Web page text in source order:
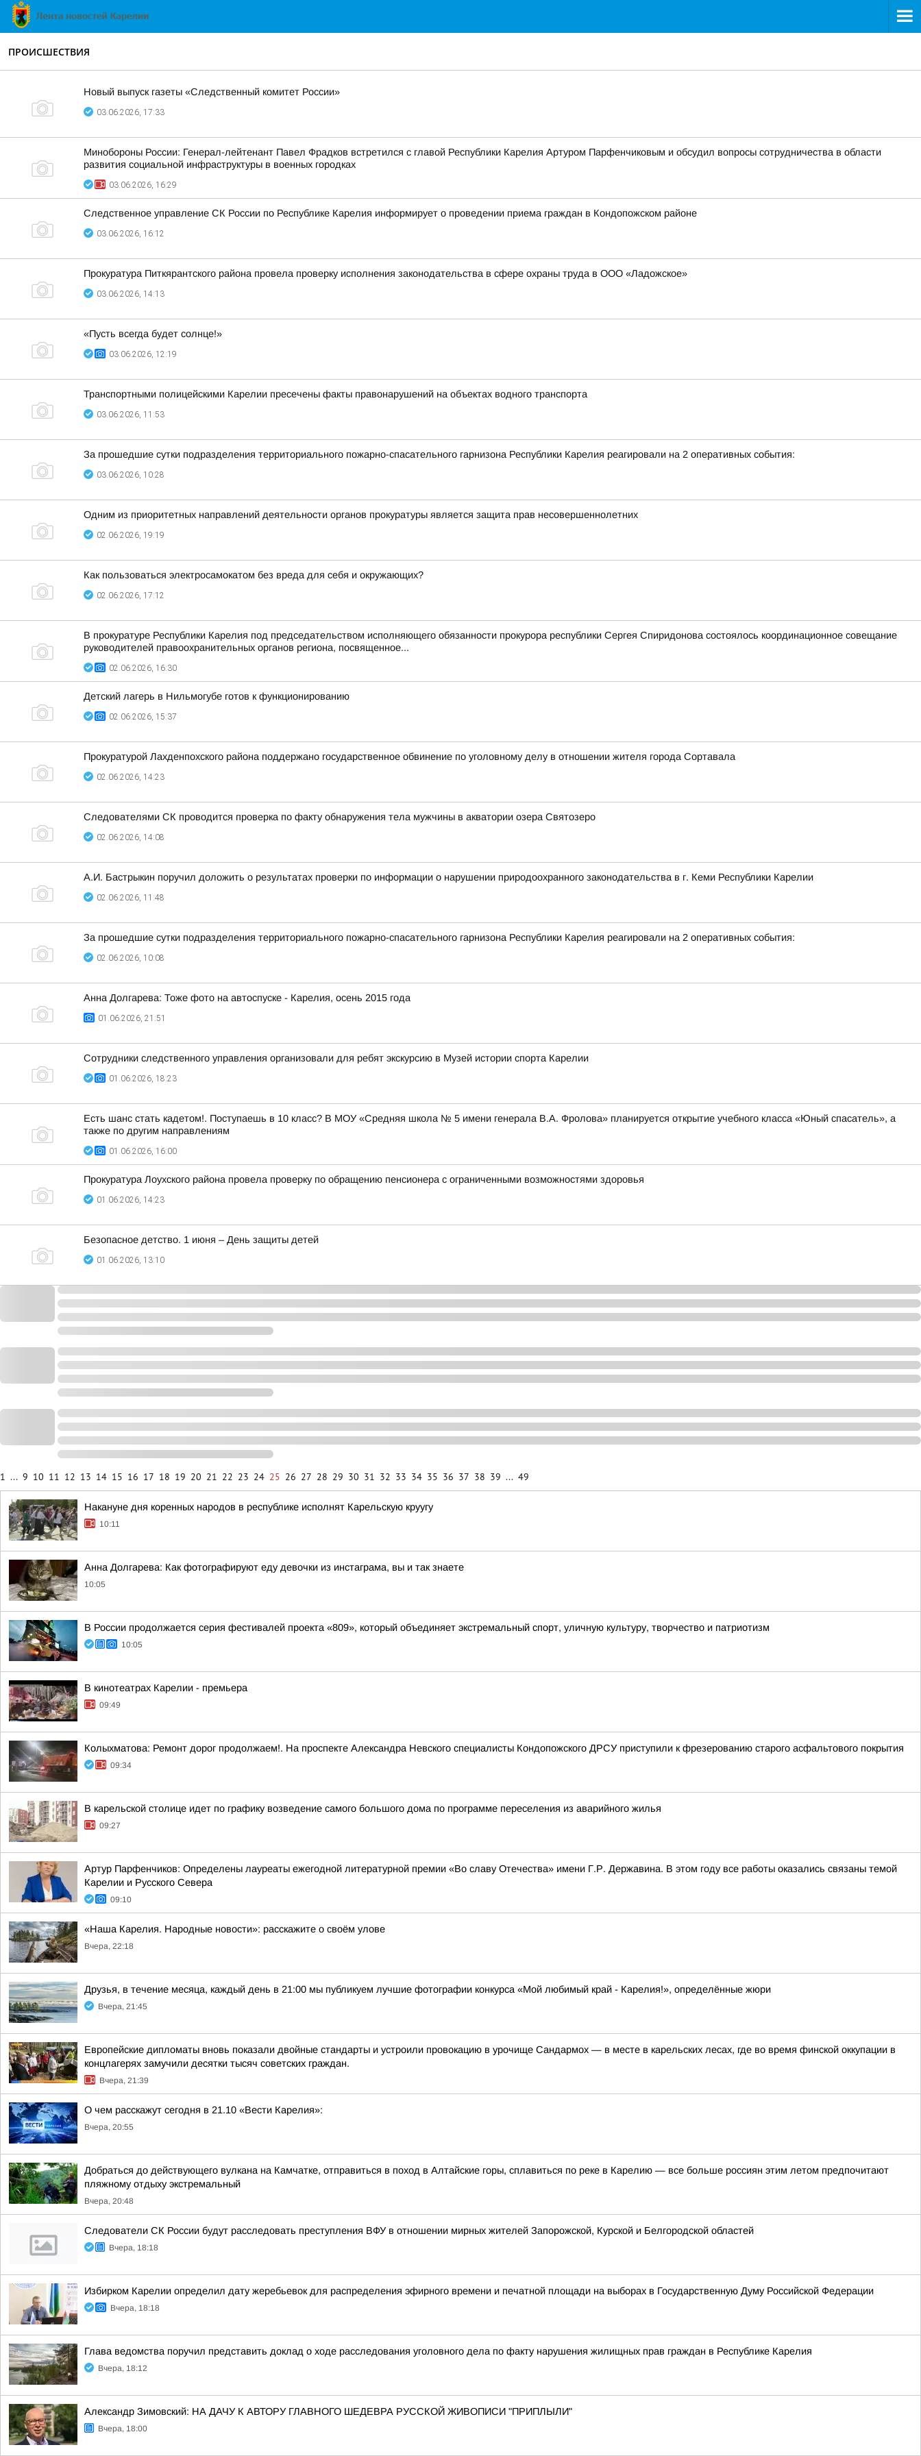
ПРОИСШЕСТВИЯ
Новый выпуск газеты «Следственный комитет России»
03.06.2026, 17:33
Минобороны России: Генерал-лейтенант Павел Фрадков встретился с главой Республики Карелия Артуром Парфенчиковым и обсудил вопросы сотрудничества в области
развития социальной инфраструктуры в военных городках
03.06.2026, 16:29
Следственное управление СК России по Республике Карелия информирует о проведении приема граждан в Кондопожском районе
03.06.2026, 16:12
Прокуратура Питкярантского района провела проверку исполнения законодательства в сфере охраны труда в ООО «Ладожское»
03.06.2026, 14:13
«Пусть всегда будет солнце!»
03.06.2026, 12:19
Транспортными полицейскими Карелии пресечены факты правонарушений на объектах водного транспорта
03.06.2026, 11:53
За прошедшие сутки подразделения территориального пожарно-спасательного гарнизона Республики Карелия реагировали на 2 оперативных события:
03.06.2026, 10:28
Одним из приоритетных направлений деятельности органов прокуратуры является защита прав несовершеннолетних
02.06.2026, 19:19
Как пользоваться электросамокатом без вреда для себя и окружающих?
02.06.2026, 17:12
В прокуратуре Республики Карелия под председательством исполняющего обязанности прокурора республики Сергея Спиридонова состоялось координационное совещание
руководителей правоохранительных органов региона, посвященное...
02.06.2026, 16:30
Детский лагерь в Нильмогубе готов к функционированию
02.06.2026, 15:37
Прокуратурой Лахденпохского района поддержано государственное обвинение по уголовному делу в отношении жителя города Сортавала
02.06.2026, 14:23
Следователями СК проводится проверка по факту обнаружения тела мужчины в акватории озера Святозеро
02.06.2026, 14:08
А.И. Бастрыкин поручил доложить о результатах проверки по информации о нарушении природоохранного законодательства в г. Кеми Республики Карелии
02.06.2026, 11:48
За прошедшие сутки подразделения территориального пожарно-спасательного гарнизона Республики Карелия реагировали на 2 оперативных события:
02.06.2026, 10:08
Анна Долгарева: Тоже фото на автоспуске - Карелия, осень 2015 года
01.06.2026, 21:51
Сотрудники следственного управления организовали для ребят экскурсию в Музей истории спорта Карелии
01.06.2026, 18:23
Есть шанс стать кадетом!. Поступаешь в 10 класс? В МОУ «Средняя школа № 5 имени генерала В.А. Фролова» планируется открытие учебного класса «Юный спасатель», а
также по другим направлениям
01.06.2026, 16:00
Прокуратура Лоухского района провела проверку по обращению пенсионера с ограниченными возможностями здоровья
01.06.2026, 14:23
Безопасное детство. 1 июня – День защиты детей
01.06.2026, 13:10
1 ... 9 10 11 12 13 14 15 16 17 18 19 20 21 22 23 24 25 26 27 28 29 30 31 32 33 34 35 36 37 38 39 ... 49
Накануне дня коренных народов в республике исполнят Карельскую круугу
10:11
Анна Долгарева: Как фотографируют еду девочки из инстаграма, вы и так знаете
10:05
В России продолжается серия фестивалей проекта «809», который объединяет экстремальный спорт, уличную культуру, творчество и патриотизм
10:05
В кинотеатрах Карелии - премьера
09:49
Колыхматова: Ремонт дорог продолжаем!. На проспекте Александра Невского специалисты Кондопожского ДРСУ приступили к фрезерованию старого асфальтового покрытия
09:34
В карельской столице идет по графику возведение самого большого дома по программе переселения из аварийного жилья
09:27
Артур Парфенчиков: Определены лауреаты ежегодной литературной премии «Во славу Отечества» имени Г.Р. Державина. В этом году все работы оказались связаны темой
Карелии и Русского Севера
09:10
«Наша Карелия. Народные новости»: расскажите о своём улове
Вчера, 22:18
Друзья, в течение месяца, каждый день в 21:00 мы публикуем лучшие фотографии конкурса «Мой любимый край - Карелия!», определённые жюри
Вчера, 21:45
Европейские дипломаты вновь показали двойные стандарты и устроили провокацию в урочище Сандармох — в месте в карельских лесах, где во время финской оккупации в
концлагерях замучили десятки тысяч советских граждан.
Вчера, 21:39
О чем расскажут сегодня в 21.10 «Вести Карелия»:
Вчера, 20:55
Добраться до действующего вулкана на Камчатке, отправиться в поход в Алтайские горы, сплавиться по реке в Карелию — все больше россиян этим летом предпочитают
пляжному отдыху экстремальный
Вчера, 20:48
Следователи СК России будут расследовать преступления ВФУ в отношении мирных жителей Запорожской, Курской и Белгородской областей
Вчера, 18:18
Избирком Карелии определил дату жеребьевок для распределения эфирного времени и печатной площади на выборах в Государственную Думу Российской Федерации
Вчера, 18:18
Глава ведомства поручил представить доклад о ходе расследования уголовного дела по факту нарушения жилищных прав граждан в Республике Карелия
Вчера, 18:12
Александр Зимовский: НА ДАЧУ К АВТОРУ ГЛАВНОГО ШЕДЕВРА РУССКОЙ ЖИВОПИСИ "ПРИПЛЫЛИ"
Вчера, 18:00